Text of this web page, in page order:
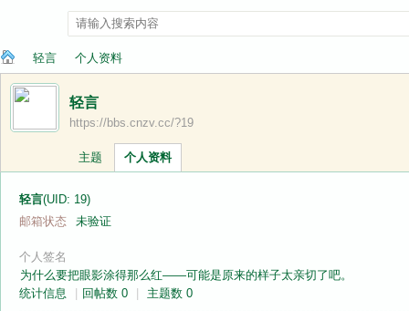
›
轻言
›
个人资料
轻言
https://bbs.cnzv.cc/?19
主题 个人资料
轻言(UID: 19)
邮箱状态
未验证
个人签名
为什么要把眼影涂得那么红——可能是原来的样子太亲切了吧。
统计信息
回帖数 0 主题数 0